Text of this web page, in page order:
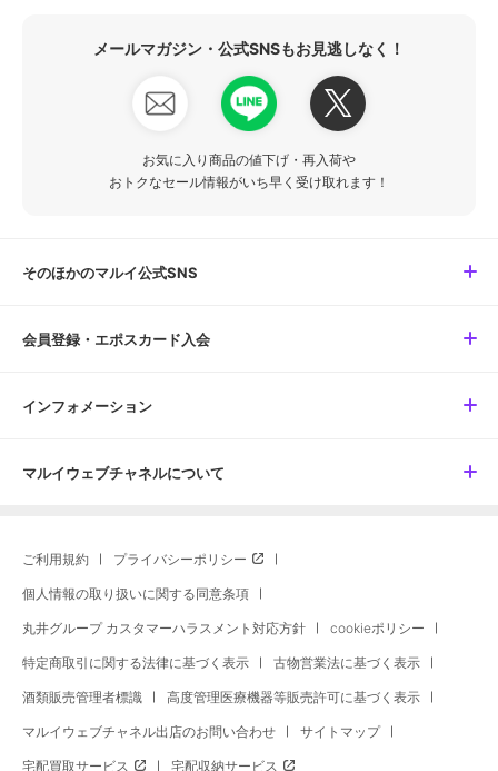
メールマガジン・公式SNSもお見逃しなく！
お気に入り商品の値下げ・再入荷や
おトクなセール情報がいち早く受け取れます！
そのほかのマルイ公式SNS
会員登録・エポスカード入会
インフォメーション
マルイウェブチャネルについて
ご利用規約 プライバシーポリシー
個人情報の取り扱いに関する同意条項
丸井グループ カスタマーハラスメント対応方針 cookieポリシー
特定商取引に関する法律に基づく表示 古物営業法に基づく表示
酒類販売管理者標識 高度管理医療機器等販売許可に基づく表示
マルイウェブチャネル出店のお問い合わせ サイトマップ
宅配買取サービス 宅配収納サービス